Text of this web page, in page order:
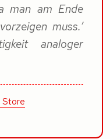
man am Ende
muss.’
analoger
Store